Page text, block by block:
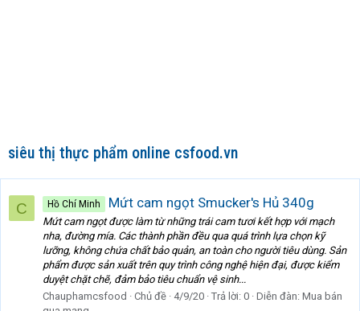
siêu thị thực phẩm online csfood.vn
C Hồ Chí Minh Mứt cam ngọt Smucker's Hủ 340g
Mứt cam ngọt được làm từ những trái cam tươi kết hợp với mạch
nha, đường mía. Các thành phần đều qua quá trình lựa chọn kỹ
lưỡng, không chứa chất bảo quản, an toàn cho người tiêu dùng. Sản
phẩm được sản xuất trên quy trình công nghệ hiện đại, được kiểm
duyệt chặt chẽ, đảm bảo tiêu chuẩn vệ sinh...
Chauphamcsfood
Chủ đề 4/9/20 Trả lời: 0 Diễn đàn: Mua bán